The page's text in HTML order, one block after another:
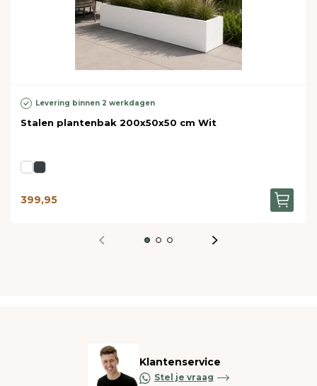
Levering binnen 2 werkdagen
Stalen plantenbak 200x50x50 cm Wit
399,95
Klantenservice
Stel je vraag